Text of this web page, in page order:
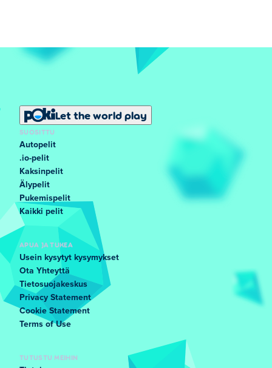
Let the world play
SUOSITTU
Autopelit
.io-pelit
Kaksinpelit
Älypelit
Pukemispelit
Kaikki pelit
APUA JA TUKEA
Usein kysytyt kysymykset
Ota Yhteyttä
Tietosuojakeskus
Privacy Statement
Cookie Statement
Terms of Use
TUTUSTU MEIHIN